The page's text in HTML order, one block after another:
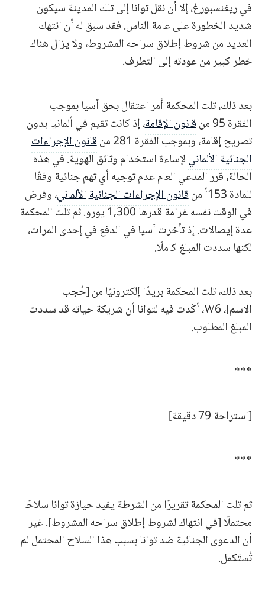
في ريغنسبورغ، إلا أن نقل توانا إلى تلك المدينة سيكون
شديد الخطورة على عامة الناس. فقد سبق له أن انتهك
العديد من شروط إطلاق سراحه المشروط، ولا يزال هناك
خطر كبير من عودته إلى التطرف.
بعد ذلك، تلت المحكمة أمر اعتقال بحق آسيا بموجب
الفقرة 95 من
قانون الإقامة، إذ كانت تقيم في ألمانيا بدون
تصريح إقامة، وبموجب الفقرة 281 من
قانون الإجراءات
الجنائيةالألمانيلإساءة استخدام وثائق الهوية. في هذه
الحالة، قرر المدعي العام عدم توجيه أي تهم جنائية وفقًا
للمادة 153أ من
قانون الإجراءات الجنائيةالألماني، وفرض
في الوقت نفسه غرامة قدرها 1,300 يورو. ثم تلت المحكمة
عدة إيصالات. إذ تأخرت آسيا في الدفع في إحدى المرات،
لكنها سددت المبلغ كاملًا.
بعد ذلك، تلت المحكمة بريدًا إلكترونيًا من [حُجب
الاسم]، W6، أكّدت فيه لتوانا أن شريكة حياته قد سددت
المبلغ المطلوب.
***
[استراحة 79 دقيقة]
***
ثم تلت المحكمة تقريرًا من الشرطة يفيد حيازة توانا سلاحًا
محتملًا [في انتهاك لشروط إطلاق سراحه المشروط]. غير
أن الدعوى الجنائية ضد توانا بسبب هذا السلاح المحتمل لم
تُستَكمل.